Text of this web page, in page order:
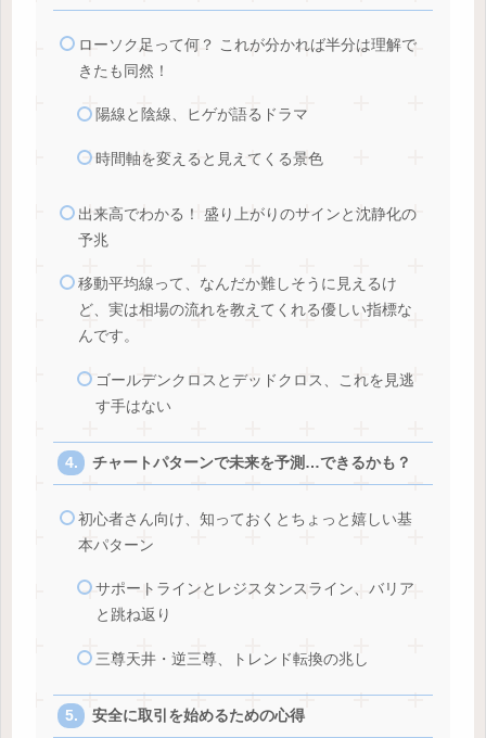
ローソク足って何？ これが分かれば半分は理解で
きたも同然！
陽線と陰線、ヒゲが語るドラマ
時間軸を変えると見えてくる景色
出来高でわかる！ 盛り上がりのサインと沈静化の
予兆
移動平均線って、なんだか難しそうに見えるけ
ど、実は相場の流れを教えてくれる優しい指標な
んです。
ゴールデンクロスとデッドクロス、これを見逃
す手はない
チャートパターンで未来を予測…できるかも？
初心者さん向け、知っておくとちょっと嬉しい基
本パターン
サポートラインとレジスタンスライン、バリア
と跳ね返り
三尊天井・逆三尊、トレンド転換の兆し
安全に取引を始めるための心得